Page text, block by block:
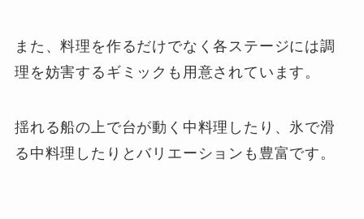
また、料理を作るだけでなく各ステージには調
理を妨害するギミックも用意されています。
揺れる船の上で台が動く中料理したり、氷で滑
る中料理したりとバリエーションも豊富です。